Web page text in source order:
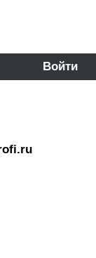
Войти